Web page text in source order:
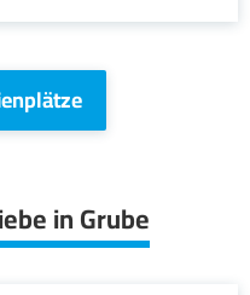
in Grube